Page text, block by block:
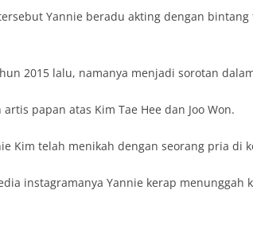
Yannie beradu akting dengan
2015 lalu, namanya menjadi sorotan dalam
papan atas Kim Tae Hee dan Joo Won.
Kim telah menikah dengan seorang pria
instagramanya Yannie kerap